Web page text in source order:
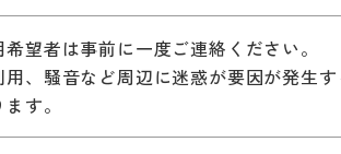
望者は事前に一度ご連絡ください。
用、騒音など周辺に迷惑が要因が発生
す。